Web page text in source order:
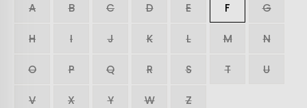
A B C D E F G
H I J K L M N
O P Q R S T U
V X Y W Z